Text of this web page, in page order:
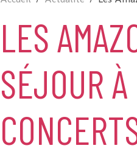
LES
SÉJOUR